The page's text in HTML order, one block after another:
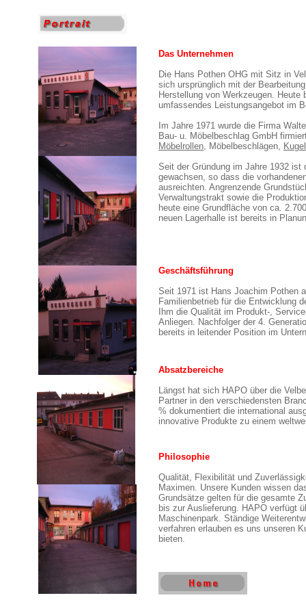
Das Unternehmen
Die Hans Pothen OHG mit Sitz in
sich ursprünglich mit der
Herstellung von Werkzeugen.
umfassendes Leistungsangebot im
Im Jahre 1971 wurde die Firma
Bau- u. Möbelbeschlag GmbH
Möbelrollen, Möbelbeschlägen,
Seit der Gründung im Jahre 1932 ist
gewachsen, so dass die
ausreichten. Angrenzende
Verwaltungstrakt sowie die
heute eine Grundfläche von ca.
neuen Lagerhalle ist bereits in
Geschäftsführung
Seit 1971 ist Hans Joachim Pothen
Familienbetrieb für die Entwicklung
Ihm die Qualität im Produkt-,
Anliegen. Nachfolger der 4.
bereits in leitender Position im
Absatzbereiche
Längst hat sich HAPO über die
Partner in den verschiedensten
% dokumentiert die international
innovative Produkte zu einem
Philosophie
Qualität, Flexibilität und
Maximen. Unsere Kunden wissen
Grundsätze gelten für die gesamte
bis zur Auslieferung. HAPO verfügt
Maschinenpark. Ständige
verfahren erlauben es uns unseren
bieten.